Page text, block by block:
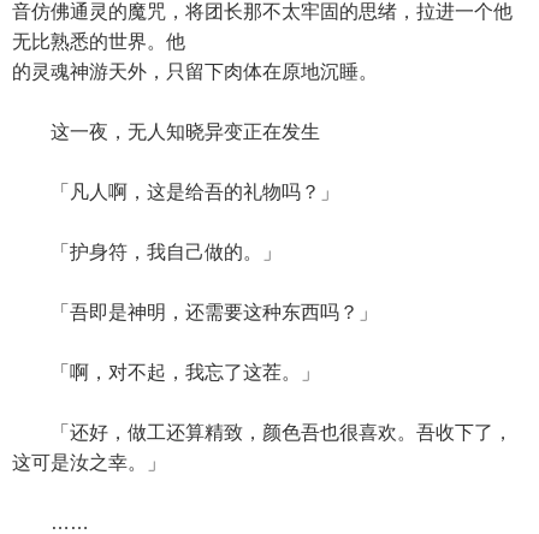
音仿佛通灵的魔咒，将团长那不太牢固的思绪，拉进一个他
无比熟悉的世界。他
的灵魂神游天外，只留下肉体在原地沉睡。
这一夜，无人知晓异变正在发生
「凡人啊，这是给吾的礼物吗？」
「护身符，我自己做的。」
「吾即是神明，还需要这种东西吗？」
「啊，对不起，我忘了这茬。」
「还好，做工还算精致，颜色吾也很喜欢。吾收下了，
这可是汝之幸。」
……